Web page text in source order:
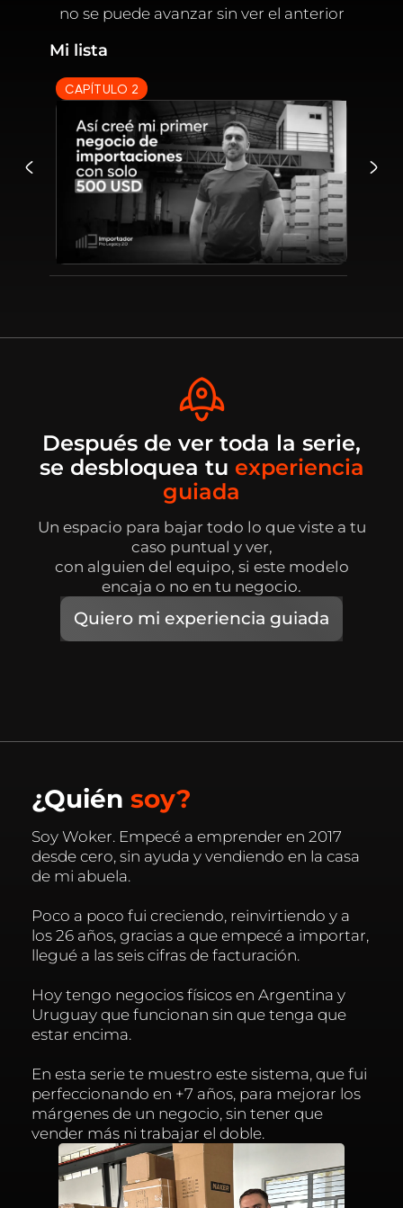
no se puede avanzar sin ver el anterior
Mi lista
CAPÍTULO 2
Después de ver toda la serie,
se desbloquea tu experiencia
guiada
Un espacio para bajar todo lo que viste a tu
caso puntual y ver,
con alguien del equipo, si este modelo
encaja o no en tu negocio.
Quiero mi experiencia guiada
¿Quién soy?
Soy Woker. Empecé a emprender en 2017
desde cero, sin ayuda y vendiendo en la casa
de mi abuela.
Poco a poco fui creciendo, reinvirtiendo y a
los 26 años, gracias a que empecé a importar,
llegué a las seis cifras de facturación.
Hoy tengo negocios físicos en Argentina y
Uruguay que funcionan sin que tenga que
estar encima.
En esta serie te muestro este sistema, que fui
perfeccionando en +7 años, para mejorar los
márgenes de un negocio, sin tener que
vender más ni trabajar el doble.